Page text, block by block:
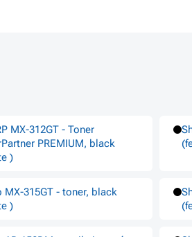
MX-312GT - Toner
PREMIUM, black
)
MX-315GT - toner, black
)